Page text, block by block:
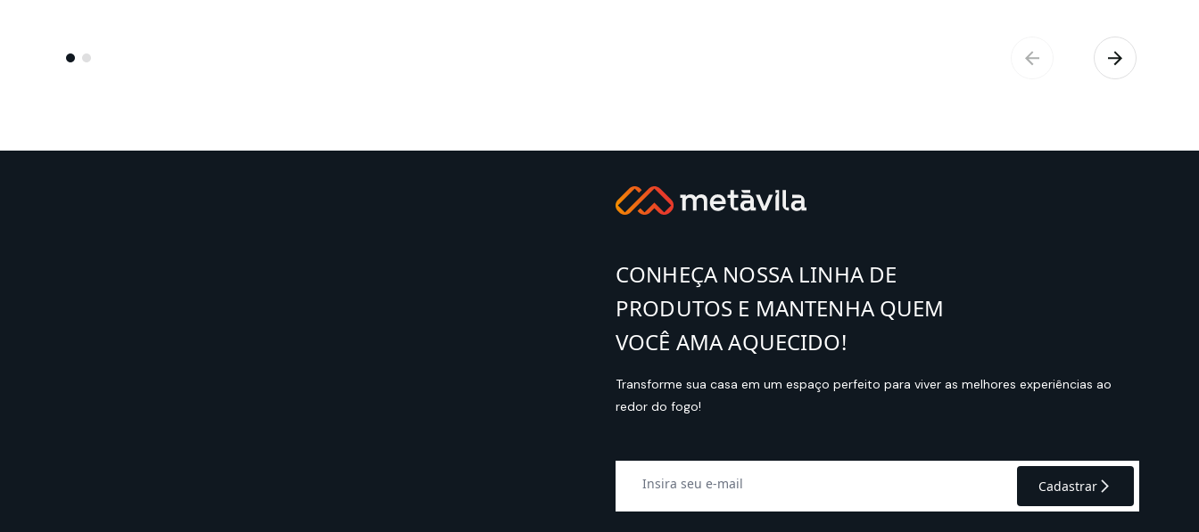
CONHEÇA NOSSA LINHA DE
PRODUTOS E MANTENHA QUEM
VOCÊ AMA AQUECIDO!
Transforme sua casa em um espaço perfeito para viver as melhores experiências ao
redor do fogo!
Cadastrar